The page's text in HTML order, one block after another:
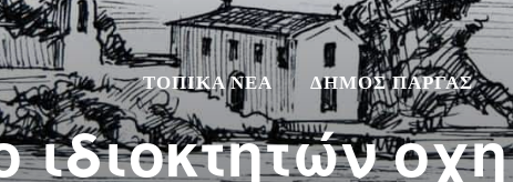
ΤΟΠΙΚΆ ΝΈΑ ΔΉΜΟΣ ΠΆΡΓΑΣ
ιδιοκτητών